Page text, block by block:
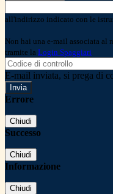
all'indirizzo indicato con le
Non hai una e-mail associata al
tramite la Login Spaggiari
E-mail inviata, si prega di
Errore
Chiudi
Successo
Chiudi
Informazione
Chiudi